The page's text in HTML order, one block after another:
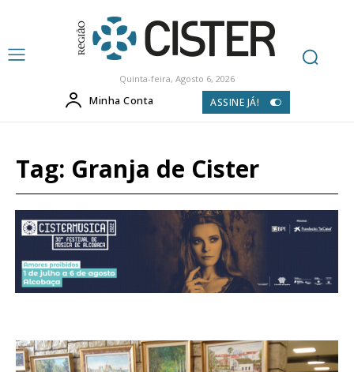
Quinta-feira, Agosto 6, 2026
Minha Conta ASSINE JÁ!
Tag: Granja de Cister